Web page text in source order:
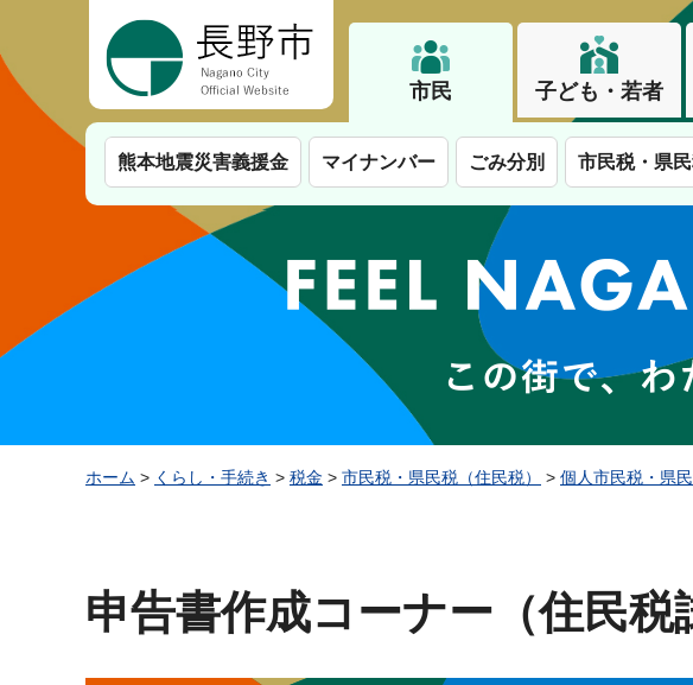
市民 子ども・若者
熊本地震災害義援金 マイナンバー ごみ分別 市民税・県
この街
ホーム > くらし・手続き > 税金 > 市民税・県民税（住民税） > 個人市民税・県
申告書作成コーナー（住民税